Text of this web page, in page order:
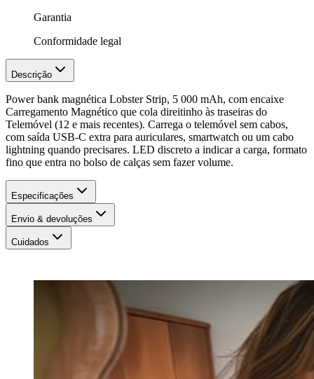
Garantia
Conformidade legal
Descrição
Power bank magnética Lobster Strip, 5 000 mAh, com encaixe
Carregamento Magnético que cola direitinho às traseiras do
Telemóvel (12 e mais recentes). Carrega o telemóvel sem cabos,
com saída USB-C extra para auriculares, smartwatch ou um cabo
lightning quando precisares. LED discreto a indicar a carga, formato
fino que entra no bolso de calças sem fazer volume.
Especificações
Envio & devoluções
Cuidados